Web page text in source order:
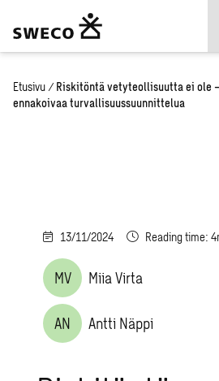
Etusivu / Riskitöntä vetyteollisuutta ei ole
ennakoivaa turvallisuussuunnittelua
13/11/2024 Reading time:
MV Miia Virta
AN Antti Näppi